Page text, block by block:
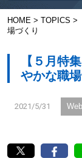
HOME> TOPICS >
場づくり
【５月特
やかな職
2021/5/31